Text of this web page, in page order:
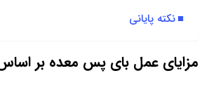
نکته پایانی
مزایای عمل بای پس معده بر